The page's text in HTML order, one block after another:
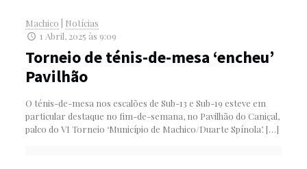
Machico
Notícias
1 Abril, 2025 às 9:09
Torneio de ténis-de-mesa ‘encheu’
Pavilhão
O ténis-de-mesa nos escalões de Sub-13 e Sub-19 esteve em
particular destaque no fim-de-semana, no Pavilhão do Caniçal,
palco do VI Torneio ‘Município de Machico/Duarte Spínola’. […]